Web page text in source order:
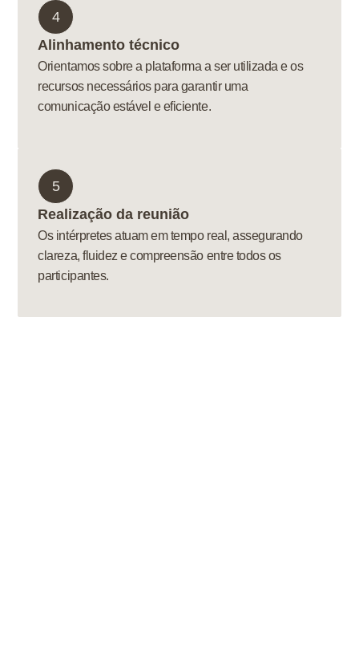
4
Alinhamento técnico
Orientamos sobre a plataforma a ser utilizada e os
recursos necessários para garantir uma
comunicação estável e eficiente.
5
Realização da reunião
Os intérpretes atuam em tempo real, assegurando
clareza, fluidez e compreensão entre todos os
participantes.